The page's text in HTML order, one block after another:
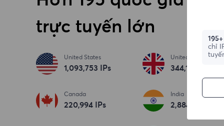
trực tuyến lớn
United States
1,093,753 IPs
United Kingdom
344,186
Canada
220,994 IPs
India
2,884,673
195+
chỉ